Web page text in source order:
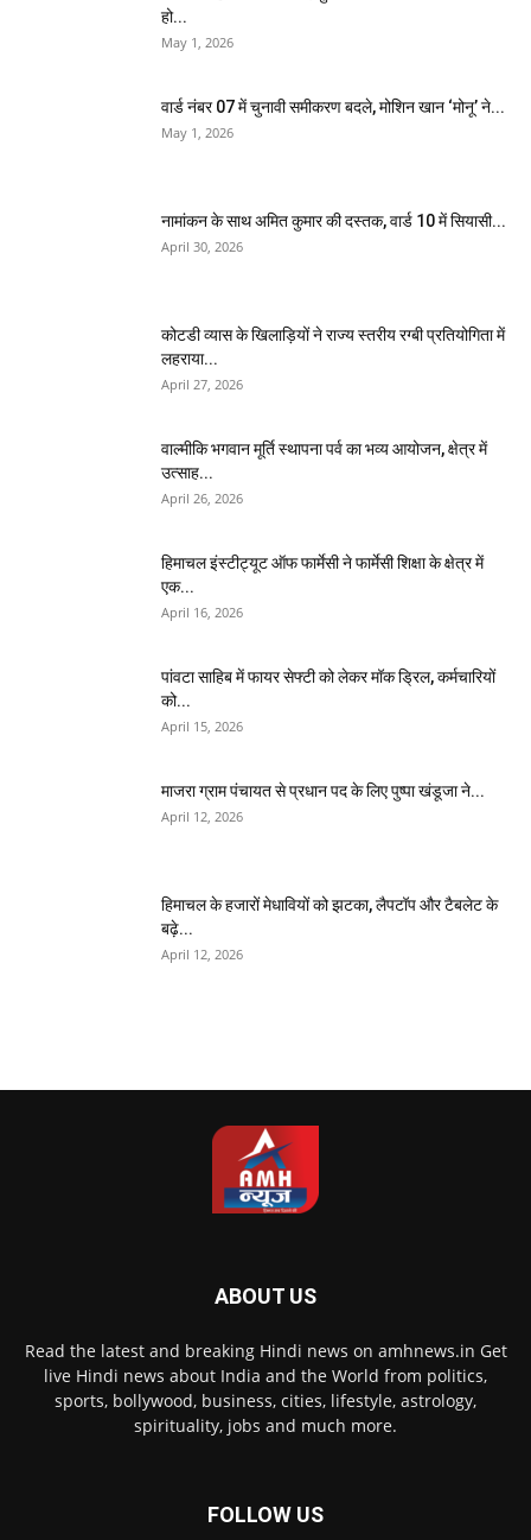
हो...
May 1, 2026
वार्ड नंबर 07 में चुनावी समीकरण बदले, मोशिन खान ‘मोनू’ ने...
May 1, 2026
नामांकन के साथ अमित कुमार की दस्तक, वार्ड 10 में सियासी...
April 30, 2026
कोटडी व्यास के खिलाड़ियों ने राज्य स्तरीय रग्बी प्रतियोगिता में
लहराया...
April 27, 2026
वाल्मीकि भगवान मूर्ति स्थापना पर्व का भव्य आयोजन, क्षेत्र में
उत्साह...
April 26, 2026
हिमाचल इंस्टीट्यूट ऑफ फार्मेसी ने फार्मेसी शिक्षा के क्षेत्र में
एक...
April 16, 2026
पांवटा साहिब में फायर सेफ्टी को लेकर मॉक ड्रिल, कर्मचारियों
को...
April 15, 2026
माजरा ग्राम पंचायत से प्रधान पद के लिए पुष्पा खंडूजा ने...
April 12, 2026
हिमाचल के हजारों मेधावियों को झटका, लैपटॉप और टैबलेट के
बढ़े...
April 12, 2026
ABOUT US
Read the latest and breaking Hindi news on amhnews.in Get
live Hindi news about India and the World from politics,
sports, bollywood, business, cities, lifestyle, astrology,
spirituality, jobs and much more.
FOLLOW US